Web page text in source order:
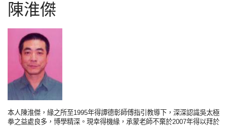
陳淮傑
本人陳淮傑，緣之所至1995年得譚德彰師傅指引教導下，深深認識吳太極
拳之益處良多，博學精深。現幸得機緣，承蒙老師不棄於2007年得以拜於